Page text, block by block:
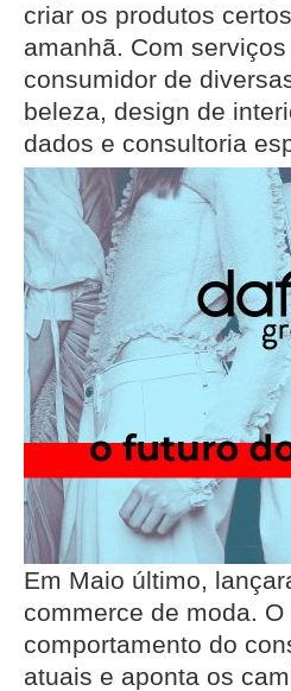
criar os produtos
amanhã. Com
consumidor de
beleza, design de
dados e consultoria
Em Maio último,
commerce de moda.
comportamento do
atuais e aponta os